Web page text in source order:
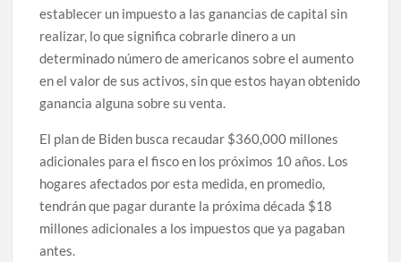
establecer un impuesto a las ganancias de capital sin
realizar, lo que significa cobrarle dinero a un
determinado número de americanos sobre el aumento
en el valor de sus activos, sin que estos hayan obtenido
ganancia alguna sobre su venta.
El plan de Biden busca recaudar $360,000 millones
adicionales para el fisco en los próximos 10 años. Los
hogares afectados por esta medida, en promedio,
tendrán que pagar durante la próxima década $18
millones adicionales a los impuestos que ya pagaban
antes.